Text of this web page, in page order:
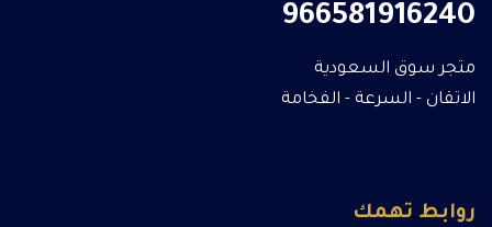
966581916240
متجر سوق السعودية
الاتقان - السرعة - الفخامة
روابط تهمك